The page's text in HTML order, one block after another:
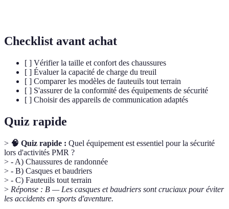
Checklist avant achat
[ ] Vérifier la taille et confort des chaussures
[ ] Évaluer la capacité de charge du treuil
[ ] Comparer les modèles de fauteuils tout terrain
[ ] S'assurer de la conformité des équipements de sécurité
[ ] Choisir des appareils de communication adaptés
Quiz rapide
> 🧠 Quiz rapide : Quel équipement est essentiel pour la sécurité
lors d'activités PMR ?
> - A) Chaussures de randonnée
> - B) Casques et baudriers
> - C) Fauteuils tout terrain
> Réponse : B — Les casques et baudriers sont cruciaux pour éviter
les accidents en sports d'aventure.